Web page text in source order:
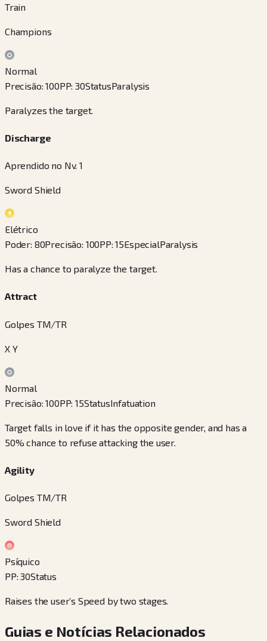
Train
Champions
Normal
Precisão:100PP:30StatusParalysis
Paralyzes the target.
Discharge
Aprendido no Nv. 1
Sword Shield
Elétrico
Poder: 80Precisão: 100PP:15EspecialParalysis
Has a chance to paralyze the target.
Attract
Golpes TM/TR
X Y
Normal
Precisão:100PP:15StatusInfatuation
Target falls in love if it has the opposite gender, and has a
50% chance to refuse attacking the user.
Agility
Golpes TM/TR
Sword Shield
Psíquico
PP:30Status
Raises the user’s Speed by two stages.
Guias e Notícias Relacionados